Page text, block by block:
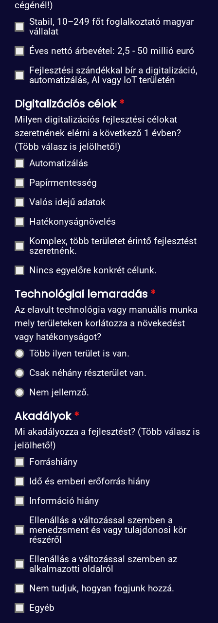
cégénél!)
Stabil, 10–249 főt foglalkoztató magyar
vállalat
Éves nettó árbevétel: 2,5 - 50 millió euró
Fejlesztési szándékkal bír a digitalizáció,
automatizálás, AI vagy IoT területén
Digitalizációs célok*
Milyen digitalizációs fejlesztési célokat
szeretnének elérni a következő 1 évben?
(Több válasz is jelölhető!)
Automatizálás
Papírmentesség
Valós idejű adatok
Hatékonyságnövelés
Komplex, több területet érintő fejlesztést
szeretnénk.
Nincs egyelőre konkrét célunk.
Technológiai lemaradás *
Az elavult technológia vagy manuális munka
mely területeken korlátozza a növekedést
vagy hatékonyságot?
Több ilyen terület is van.
Csak néhány részterület van.
Nem jellemző.
Akadályok*
Mi akadályozza a fejlesztést? (Több válasz is
jelölhető!)
Forráshiány
Idő és emberi erőforrás hiány
Információ hiány
Ellenállás a változással szemben a
menedzsment és vagy tulajdonosi kör
részéről
Ellenállás a változással szemben az
alkalmazotti oldalról
Nem tudjuk, hogyan fogjunk hozzá.
Egyéb